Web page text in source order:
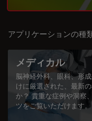
アプリケーションの種
メディカル
脳神経外科、眼科、形
けに厳選された、最新
か？ 貴重な症例や洞察
ツをご覧いただけます。